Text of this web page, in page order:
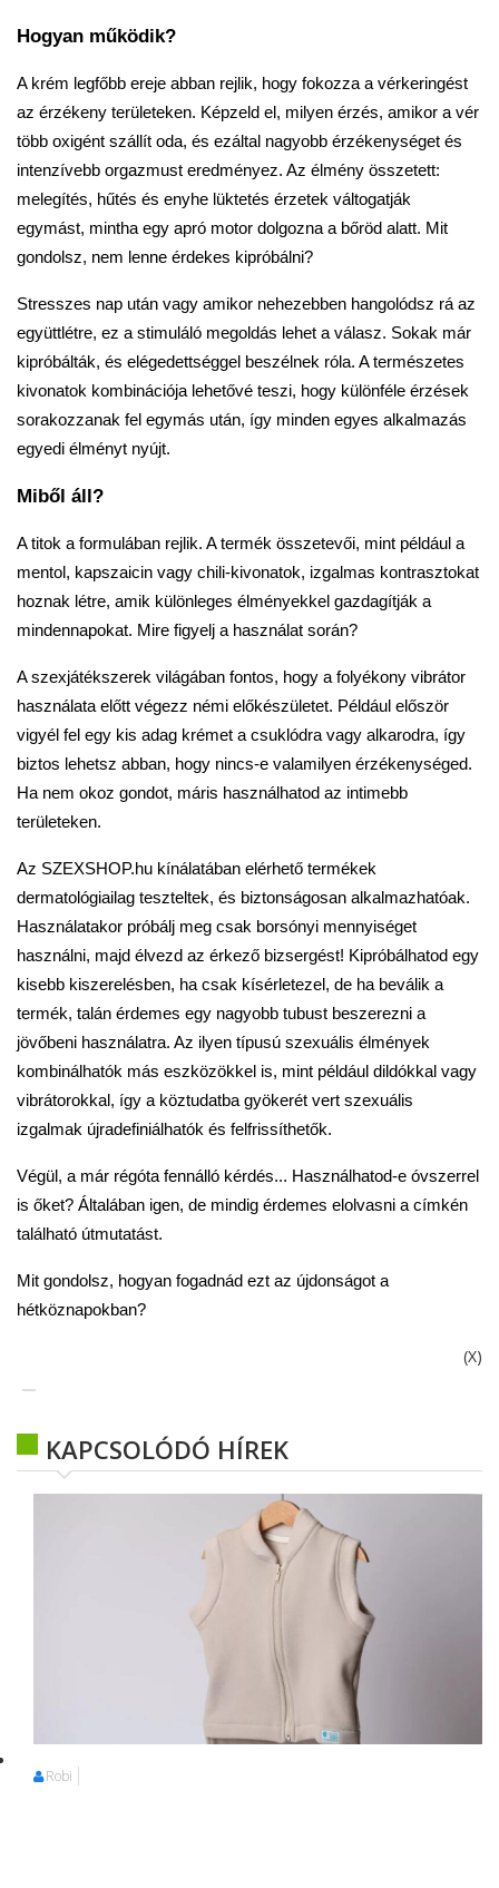
Hogyan működik?
A krém legfőbb ereje abban rejlik, hogy fokozza a vérkeringést
az érzékeny területeken. Képzeld el, milyen érzés, amikor a vér
több oxigént szállít oda, és ezáltal nagyobb érzékenységet és
intenzívebb orgazmust eredményez. Az élmény összetett:
melegítés, hűtés és enyhe lüktetés érzetek váltogatják
egymást, mintha egy apró motor dolgozna a bőröd alatt. Mit
gondolsz, nem lenne érdekes kipróbálni?
Stresszes nap után vagy amikor nehezebben hangolódsz rá az
együttlétre, ez a stimuláló megoldás lehet a válasz. Sokak már
kipróbálták, és elégedettséggel beszélnek róla. A természetes
kivonatok kombinációja lehetővé teszi, hogy különféle érzések
sorakozzanak fel egymás után, így minden egyes alkalmazás
egyedi élményt nyújt.
Miből áll?
A titok a formulában rejlik. A termék összetevői, mint például a
mentol, kapszaicin vagy chili-kivonatok, izgalmas kontrasztokat
hoznak létre, amik különleges élményekkel gazdagítják a
mindennapokat. Mire figyelj a használat során?
A szexjátékszerek világában fontos, hogy a folyékony vibrátor
használata előtt végezz némi előkészületet. Például először
vigyél fel egy kis adag krémet a csuklódra vagy alkarodra, így
biztos lehetsz abban, hogy nincs-e valamilyen érzékenységed.
Ha nem okoz gondot, máris használhatod az intimebb
területeken.
Az SZEXSHOP.hu kínálatában elérhető termékek
dermatológiailag teszteltek, és biztonságosan alkalmazhatóak.
Használatakor próbálj meg csak borsónyi mennyiséget
használni, majd élvezd az érkező bizsergést! Kipróbálhatod egy
kisebb kiszerelésben, ha csak kísérletezel, de ha beválik a
termék, talán érdemes egy nagyobb tubust beszerezni a
jövőbeni használatra. Az ilyen típusú szexuális élmények
kombinálhatók más eszközökkel is, mint például dildókkal vagy
vibrátorokkal, így a köztudatba gyökerét vert szexuális
izgalmak újradefiniálhatók és felfrissíthetők.
Végül, a már régóta fennálló kérdés... Használhatod-e óvszerrel
is őket? Általában igen, de mindig érdemes elolvasni a címkén
található útmutatást.
Mit gondolsz, hogyan fogadnád ezt az újdonságot a
hétköznapokban?
(X)
KAPCSOLÓDÓ HÍREK
Robi